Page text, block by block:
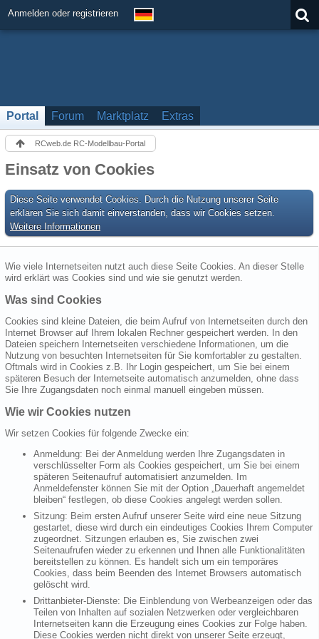
Anmelden oder registrieren
Portal Forum Marktplatz Extras
RCweb.de RC-Modellbau-Portal
Einsatz von Cookies
Diese Seite verwendet Cookies. Durch die Nutzung unserer Seite
erklären Sie sich damit einverstanden, dass wir Cookies setzen.
Weitere Informationen
Wie viele Internetseiten nutzt auch diese Seite Cookies. An dieser Stelle
wird erklärt was Cookies sind und wie sie genutzt werden.
Was sind Cookies
Cookies sind kleine Dateien, die beim Aufruf von Internetseiten durch den
Internet Browser auf Ihrem lokalen Rechner gespeichert werden. In den
Dateien speichern Internetseiten verschiedene Informationen, um die
Nutzung von besuchten Internetseiten für Sie komfortabler zu gestalten.
Oftmals wird in Cookies z.B. Ihr Login gespeichert, um Sie bei einem
späteren Besuch der Internetseite automatisch anzumelden, ohne dass
Sie Ihre Zugangsdaten noch einmal manuell eingeben müssen.
Wie wir Cookies nutzen
Wir setzen Cookies für folgende Zwecke ein:
Anmeldung: Bei der Anmeldung werden Ihre Zugangsdaten in
verschlüsselter Form als Cookies gespeichert, um Sie bei einem
späteren Seitenaufruf automatisiert anzumelden. Im
Anmeldefenster können Sie mit der Option „Dauerhaft angemeldet
bleiben“ festlegen, ob diese Cookies angelegt werden sollen.
Sitzung: Beim ersten Aufruf unserer Seite wird eine neue Sitzung
gestartet, diese wird durch ein eindeutiges Cookies Ihrem Computer
zugeordnet. Sitzungen erlauben es, Sie zwischen zwei
Seitenaufrufen wieder zu erkennen und Ihnen alle Funktionalitäten
bereitstellen zu können. Es handelt sich um ein temporäres
Cookies, dass beim Beenden des Internet Browsers automatisch
gelöscht wird.
Drittanbieter-Dienste: Die Einblendung von Werbeanzeigen oder das
Teilen von Inhalten auf sozialen Netzwerken oder vergleichbaren
Internetseiten kann die Erzeugung eines Cookies zur Folge haben.
Diese Cookies werden nicht direkt von unserer Seite erzeugt,